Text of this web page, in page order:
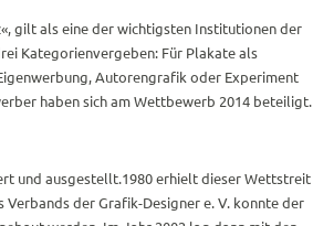
gilt als eine der wichtigsten Institutionen der
Kategorienvergeben: Für Plakate als
Autorengrafik oder Experiment
haben sich am Wettbewerb 2014 beteiligt.
und ausgestellt.1980 erhielt dieser Wettstreit
der Grafik-Designer e. V. konnte der